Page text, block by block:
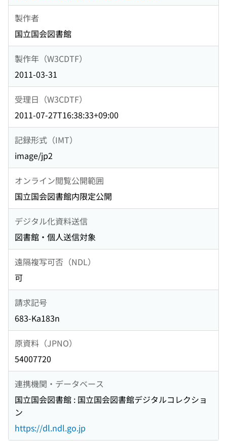
製作者
国立国会図書館
製作年（W3CDTF）
2011-03-31
受理日（W3CDTF）
2011-07-27T16:38:33+09:00
記録形式（IMT）
image/jp2
オンライン閲覧公開範囲
国立国会図書館内限定公開
デジタル化資料送信
図書館・個人送信対象
遠隔複写可否（NDL）
可
請求記号
683-Ka183n
原資料（JPNO）
54007720
連携機関・データベース
国立国会図書館 : 国立国会図書館デジタルコレクショ
ン
https://dl.ndl.go.jp